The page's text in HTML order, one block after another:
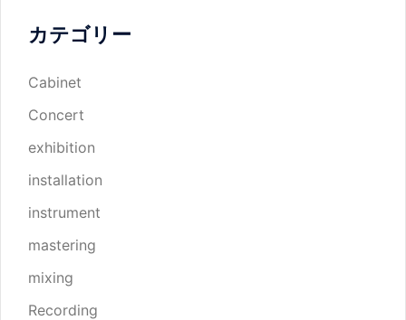
カテゴリー
Cabinet
Concert
exhibition
installation
instrument
mastering
mixing
Recording